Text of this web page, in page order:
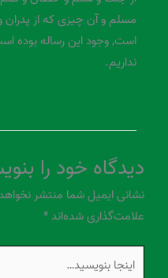
مسلم و آن چیزی که از پدران
است, وجود این رساله بوده
نداریم.
دیدگاه‌ خود را
نشانی ایمیل شما منتشر
علامت‌گذاری شده‌اند*